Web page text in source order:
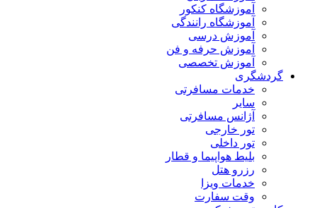
آموزشگاه کنکور
آموزشگاه رانندگی
آموزش درسی
آموزش حرفه و فن
آموزش تخصصی
گردشگری
خدمات مسافرتی
سایر
آژانس مسافرتی
تور خارجی
تور داخلی
بلیط هواپیما و قطار
رزرو هتل
خدمات ویزا
وقت سفارت